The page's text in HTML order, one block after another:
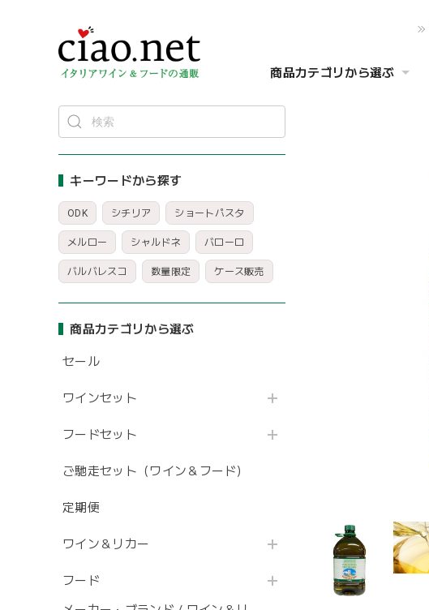
商品カテゴリから選ぶ
キーワードから探す
ODK シチリア ショートパスタ
メルロー シャルドネ バローロ
バルバレスコ 数量限定 ケース販売
商品カテゴリから選ぶ
セール
ワインセット
フードセット
ご馳走セット（ワイン＆フード）
定期便
ワイン＆リカー
フード